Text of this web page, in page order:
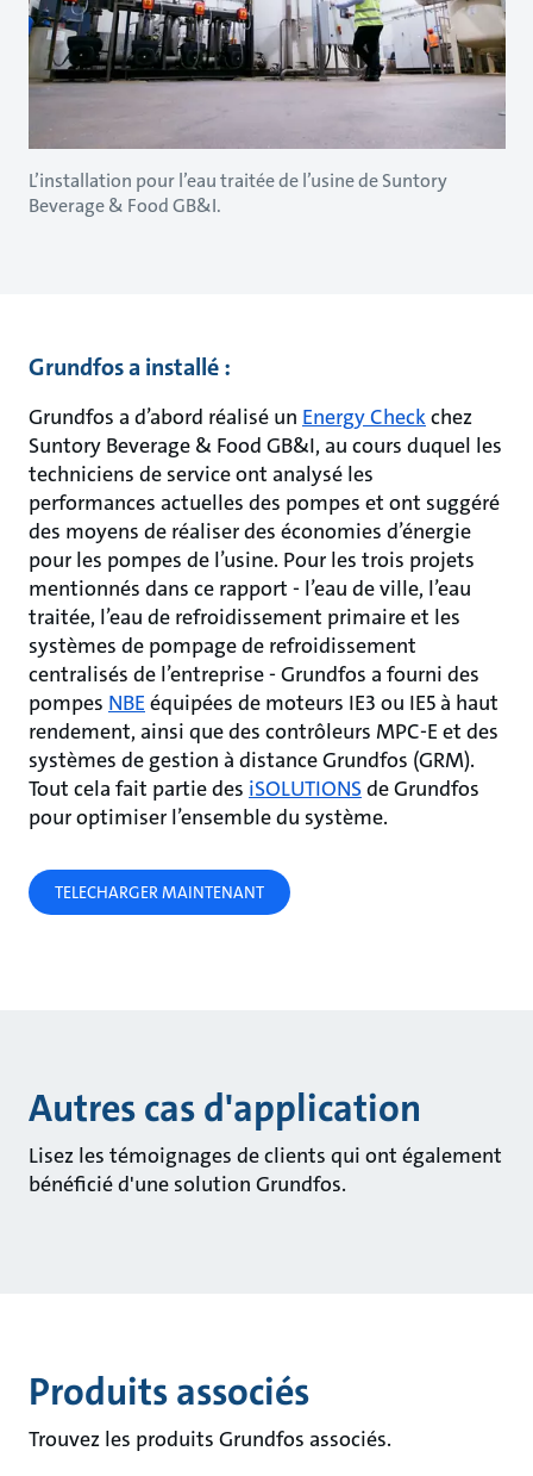
L’installation pour l’eau traitée de l’usine de Suntory
Beverage & Food GB&I.
Grundfos a installé :
Grundfos a d’abord réalisé un Energy Checkchez
Suntory Beverage & Food GB&I, au cours duquel les
techniciens de service ont analysé les
performances actuelles des pompes et ont suggéré
des moyens de réaliser des économies d’énergie
pour les pompes de l’usine. Pour les trois projets
mentionnés dans ce rapport - l’eau de ville, l’eau
traitée, l’eau de refroidissement primaire et les
systèmes de pompage de refroidissement
centralisés de l’entreprise - Grundfos a fourni des
pompes NBE équipées de moteurs IE3 ou IE5 à haut
rendement, ainsi que des contrôleurs MPC-E et des
systèmes de gestion à distance Grundfos (GRM).
Tout cela fait partie des iSOLUTIONSde Grundfos
pour optimiser l’ensemble du système.
TELECHARGER MAINTENANT
Autres cas d'application
Lisez les témoignages de clients qui ont également
bénéficié d'une solution Grundfos.
Produits associés
Trouvez les produits Grundfos associés.